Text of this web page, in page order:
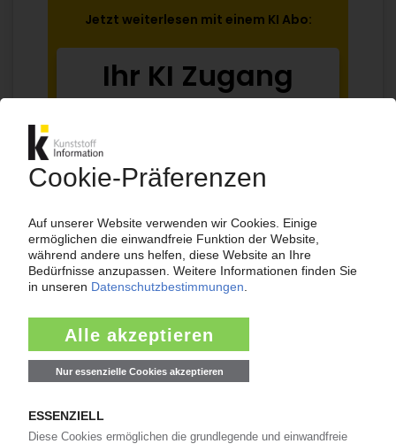
Jetzt weiterlesen mit einem KI Abo:
Ihr KI Zugang
Bereits KI-Abonnent? Jetzt
anmelden!